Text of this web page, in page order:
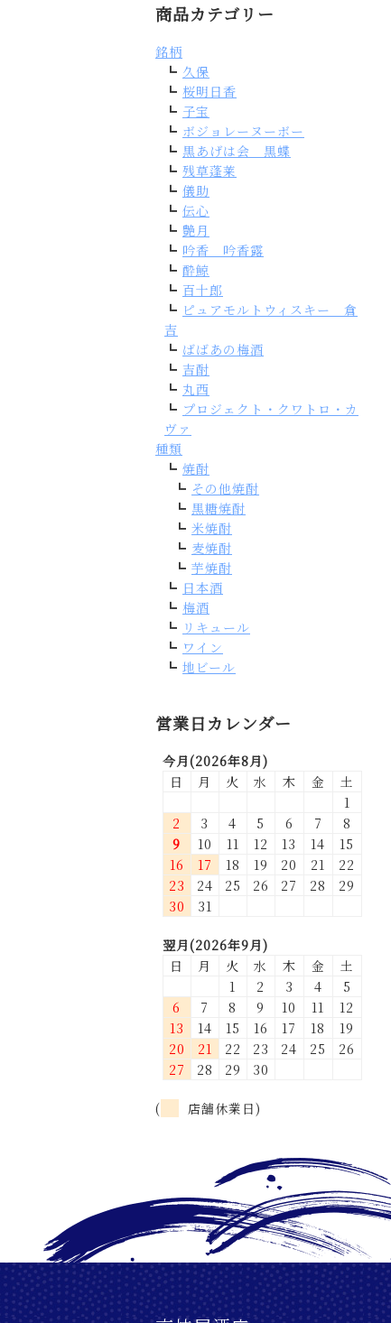
商品カテゴリー
銘柄
久保
桜明日香
子宝
ボジョレーヌーボー
黒あげは会 黒蝶
残草蓬莱
儀助
伝心
艶月
吟香 吟香露
酔鯨
百十郎
ピュアモルトウィスキー 倉
吉
ばばあの梅酒
吉酎
丸西
プロジェクト・クワトロ・カ
ヴァ
種類
焼酎
その他焼酎
黒糖焼酎
米焼酎
麦焼酎
芋焼酎
日本酒
梅酒
リキュール
ワイン
地ビール
営業日カレンダー
今月(2026年8月)
日
月 火 水 木 金
土
1
2
3 4 5 6 7
8
9
10 11 12 13 14
15
16
17 18 19 20 21
22
23
24 25 26 27 28
29
30
31
翌月(2026年9月)
日
月 火 水 木 金
土
1
2 3 4
5
6
7 8 9 10 11
12
13
14 15 16 17 18
19
20
21 22 23 24 25
26
27
28 29 30
( 店舗休業日)